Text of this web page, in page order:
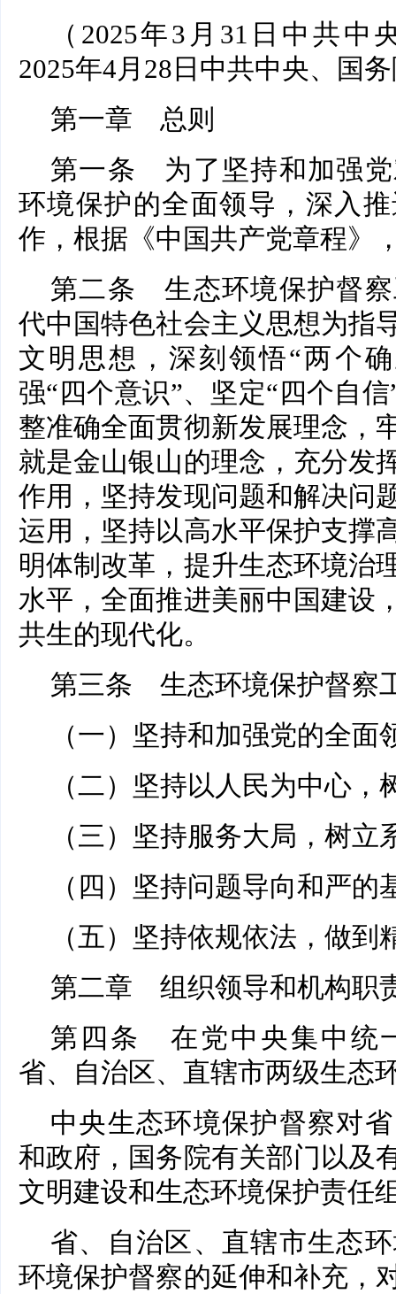
（2025年3月31日中共
2025年4月28日中共中央、国
第一章 总则
第一条 为了坚持和加强党
环境保护的全面领导，深入
作，根据《中国共产党章程》
第二条 生态环境保护督察
代中国特色社会主义思想为指
文明思想，深刻领悟“两个
强“四个意识”、坚定“四个自
整准确全面贯彻新发展理念，
就是金山银山的理念，充分发
作用，坚持发现问题和解决问
运用，坚持以高水平保护支撑
明体制改革，提升生态环境治
水平，全面推进美丽中国建设
共生的现代化。
第三条 生态环境保护督察
（一）坚持和加强党的全
（二）坚持以人民为中心，
（三）坚持服务大局，树立
（四）坚持问题导向和严
（五）坚持依规依法，做
第二章 组织领导和机构职
第四条 在党中央集中统
省、自治区、直辖市两级生态
中央生态环境保护督察对
和政府，国务院有关部门以及
文明建设和生态环境保护责任
省、自治区、直辖市生态
环境保护督察的延伸和补充，